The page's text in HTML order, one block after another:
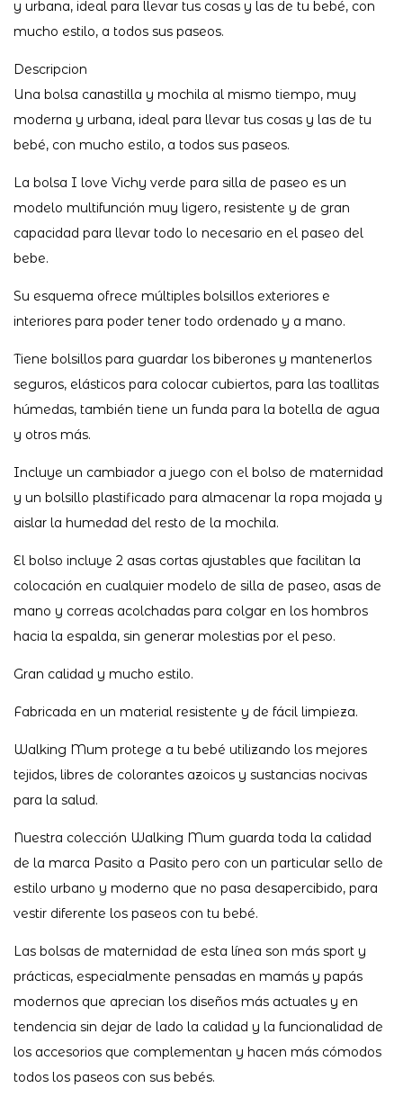
y urbana, ideal para llevar tus cosas y las de tu bebé, con
mucho estilo, a todos sus paseos.
Descripcion
Una bolsa canastilla y mochila al mismo tiempo, muy
moderna y urbana, ideal para llevar tus cosas y las de tu
bebé, con mucho estilo, a todos sus paseos.
La bolsa I love Vichy verde para silla de paseo es un
modelo multifunción muy ligero, resistente y de gran
capacidad para llevar todo lo necesario en el paseo del
bebe.
Su esquema ofrece múltiples bolsillos exteriores e
interiores para poder tener todo ordenado y a mano.
Tiene bolsillos para guardar los biberones y mantenerlos
seguros, elásticos para colocar cubiertos, para las toallitas
húmedas, también tiene un funda para la botella de agua
y otros más.
Incluye un cambiador a juego con el bolso de maternidad
y un bolsillo plastificado para almacenar la ropa mojada y
aislar la humedad del resto de la mochila.
El bolso incluye 2 asas cortas ajustables que facilitan la
colocación en cualquier modelo de silla de paseo, asas de
mano y correas acolchadas para colgar en los hombros
hacia la espalda, sin generar molestias por el peso.
Gran calidad y mucho estilo.
Fabricada en un material resistente y de fácil limpieza.
Walking Mum protege a tu bebé utilizando los mejores
tejidos, libres de colorantes azoicos y sustancias nocivas
para la salud.
Nuestra colección Walking Mum guarda toda la calidad
de la marca Pasito a Pasito pero con un particular sello de
estilo urbano y moderno que no pasa desapercibido, para
vestir diferente los paseos con tu bebé.
Las bolsas de maternidad de esta línea son más sport y
prácticas, especialmente pensadas en mamás y papás
modernos que aprecian los diseños más actuales y en
tendencia sin dejar de lado la calidad y la funcionalidad de
los accesorios que complementan y hacen más cómodos
todos los paseos con sus bebés.